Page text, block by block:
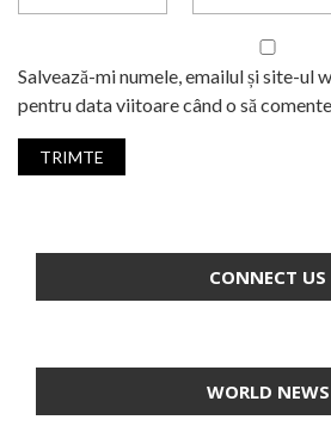
Salvează-mi numele, emailul și site-ul
pentru data viitoare când o să
CONNECT US
WORLD NEWS